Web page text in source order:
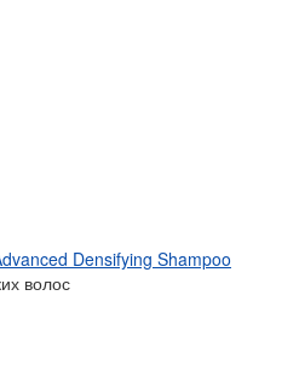
Densifying Shampoo
волос